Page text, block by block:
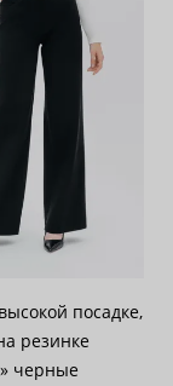
посадке,
резинке
черные